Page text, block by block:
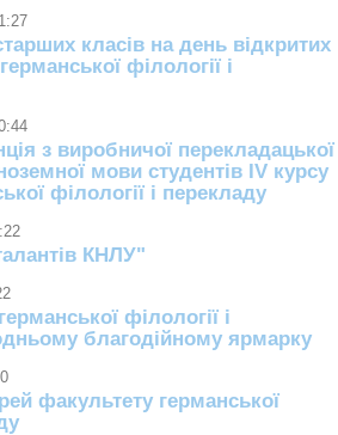
класів на день відкритих
філології і
з виробничої перекладацької
мови студентів ІV курсу
філології і перекладу
КНЛУ"
філології і
благодійному ярмарку
факультету германської